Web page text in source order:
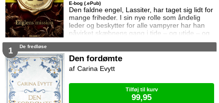
Den faldne engel, Lassiter, har taget sig lidt for
mange friheder. I sin nye rolle som åndelig
leder og beskytter for alle vampyrer har han
påvirket skæbnens gang i tide – og utide – og
derfor har Skaberen kaldt ham hjem. Men
Caldwell. Lassiter har knyttet sig til en mystisk
hun som er dumpet ned i Caldwell og som
besidder kræfter som strider imod al fornuft.
E-bog (.ePub)
1 De fredløse
Den fordømte
Carina Evytt
Tilføj til kurv
99,95